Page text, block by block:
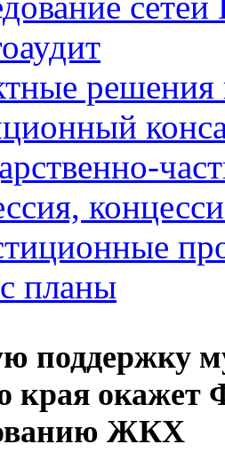
решения
планы
поддержку
края окажет
ЖКХ